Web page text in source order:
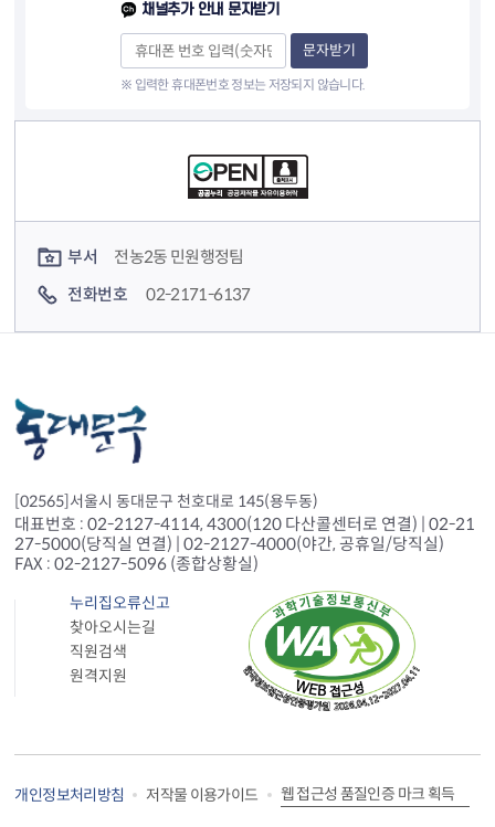
채널추가 안내 문자받기
문자받기
※ 입력한 휴대폰번호 정보는 저장되지 않습니다.
부서
전농2동 민원행정팀
전화번호
02-2171-6137
[02565]서울시 동대문구 천호대로 145(용두동)
대표번호 : 02-2127-4114, 4300(120 다산콜센터로 연결) | 02-21
27-5000(당직실 연결) | 02-2127-4000(야간, 공휴일/당직실)
FAX : 02-2127-5096 (종합상황실)
누리집오류신고
찾아오시는길
직원검색
원격지원
개인정보처리방침 저작물 이용가이드 웹 접근성 품질인증 마크 획득